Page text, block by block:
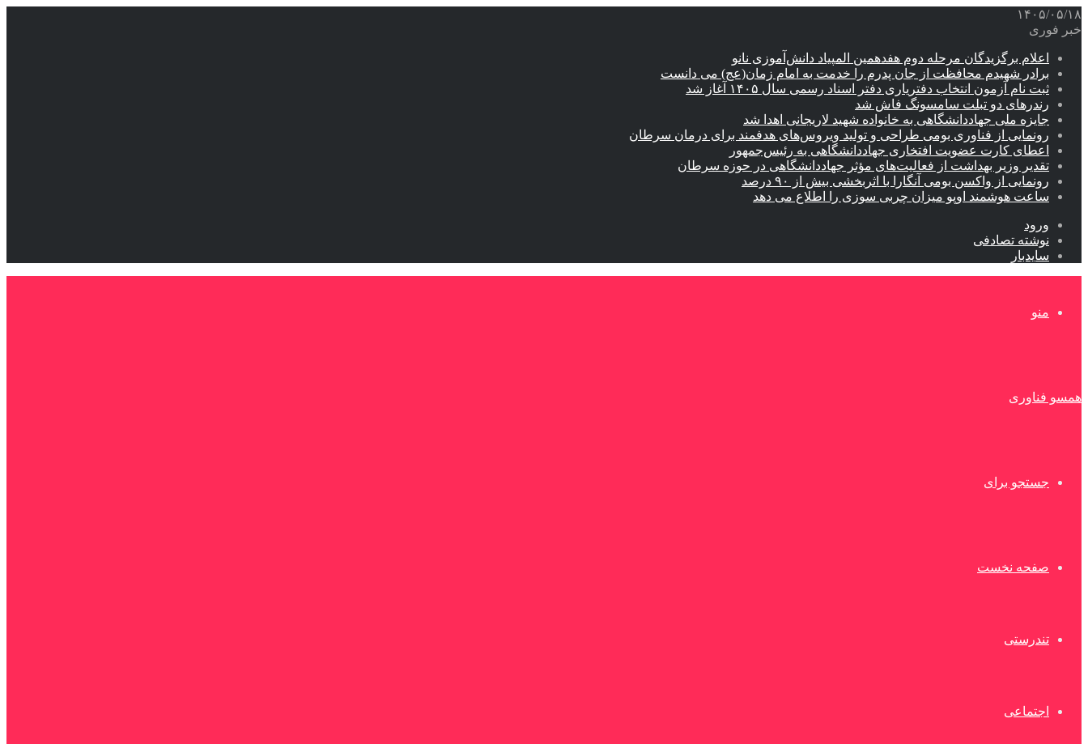
۱۴۰۵/۰۵/۱۸
خبر فوری
اعلام برگزیدگان مرحله دوم هفدهمین المپیاد دانش‌آموزی نانو
برادر شهیدم محافظت از جان پدرم را خدمت به امام زمان(عج) می دانست
ثبت نام آزمون انتخاب دفتریاری دفتر اسناد رسمی سال ۱۴۰۵ آغاز شد
رندرهای دو تبلت سامسونگ فاش شد
جایزه ملی جهاددانشگاهی به خانواده شهید لاریجانی اهدا شد
رونمایی از فناوری بومی طراحی و تولید ویروس‌های هدفمند برای درمان سرطان
اعطای کارت عضویت افتخاری جهاددانشگاهی به رئیس‌جمهور
تقدیر وزیر بهداشت از فعالیت‌های مؤثر جهاددانشگاهی در حوزه سرطان
رونمایی از واکسن بومی آنگارا با اثربخشی بیش از ۹۰ درصد
ساعت هوشمند اوپو میزان چربی سوزی را اطلاع می دهد
ورود
نوشته تصادفی
سایدبار
منو
همسو فناوری
جستجو برای
صفحه نخست
تندرستی
اجتماعی